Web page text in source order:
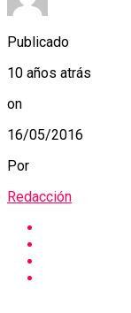
Publicado
10 años atrás
on
16/05/2016
Por
Redacción